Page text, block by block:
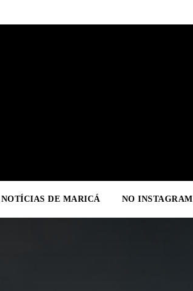
NOTÍCIAS DE MARICÁ NO INSTAGRAM